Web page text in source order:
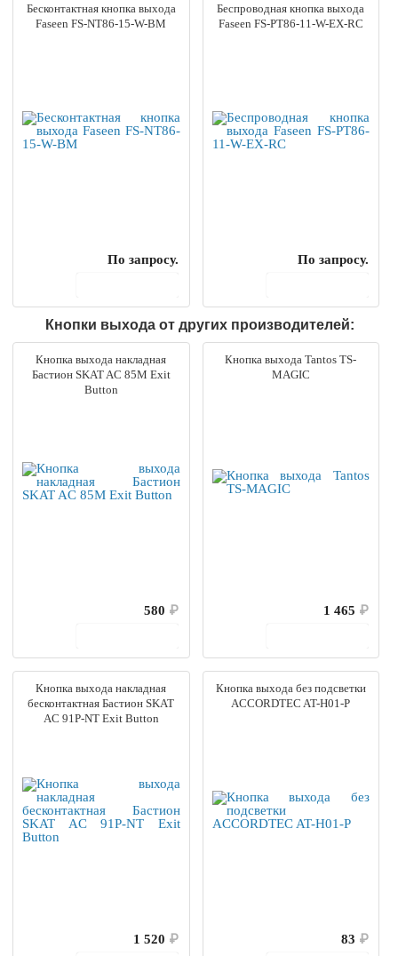
Бесконтактная кнопка выхода
Faseen FS-NT86-15-W-BM
По запросу.
Беспроводная кнопка выхода
Faseen FS-PT86-11-W-EX-RC
По запросу.
Кнопки выхода от других производителей:
Кнопка выхода накладная
Бастион SKAT AC 85M Exit
Button
580 ₽
Кнопка выхода Tantos TS-
MAGIC
1 465 ₽
Кнопка выхода накладная
бесконтактная Бастион SKAT
AC 91P-NT Exit Button
1 520 ₽
Кнопка выхода без подсветки
ACCORDTEC AT-H01-P
83 ₽